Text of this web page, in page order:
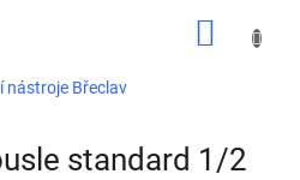
nástroje Břeclav
standard 1/2